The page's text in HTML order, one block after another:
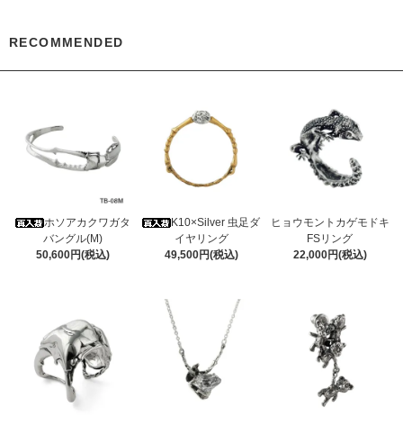
RECOMMENDED
ホソアカクワガタ
バングル(M)
50,600円(税込)
K10×Silver 虫足ダ
イヤリング
49,500円(税込)
ヒョウモントカゲモドキ
FSリング
22,000円(税込)